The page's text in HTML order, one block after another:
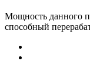
Мощность данного
способный